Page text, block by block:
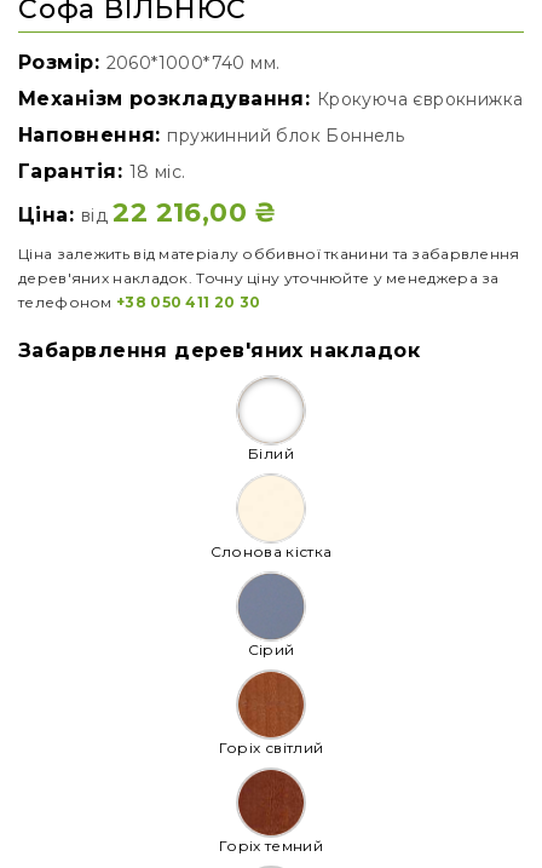
Софа ВІЛЬНЮС
Розмір: 2060*1000*740 мм.
Механізм розкладування: Крокуюча єврокнижка
Наповнення: пружинний блок Боннель
Гарантія: 18 міс.
Ціна: від 22 216,00 ₴
Ціна залежить від матеріалу оббивної тканини та забарвлення
дерев'яних накладок. Точну ціну уточнюйте у менеджера за
телефоном +38 050 411 20 30
Забарвлення дерев'яних накладок
Білий
Слонова кістка
Сірий
Горіх світлий
Горіх темний